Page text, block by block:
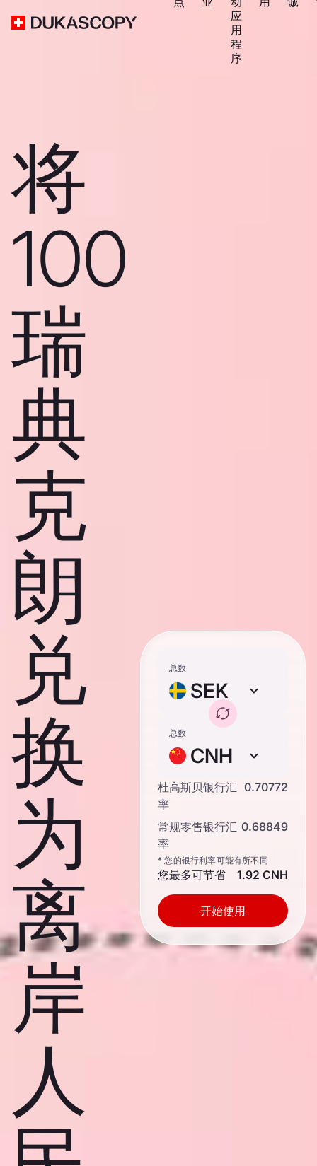
应
用
程
序
将
100
瑞
典
克
朗
兑
换
为
离
岸
人
总数
SEK
总数
CNH
杜高斯贝银行汇
率
0.70772
常规零售银行汇
率
0.68849
* 您的银行利率可能有所不同
您最多可节省 1.92 CNH
开始使用